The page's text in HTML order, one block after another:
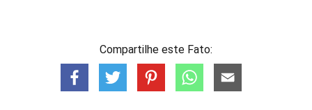
Compartilhe este Fato: